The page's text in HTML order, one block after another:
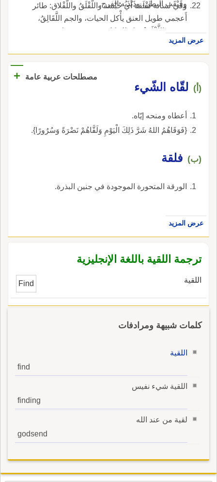
وقَبْقَب البطن، وذَبْذَبُه الفرج.
وفي لسانه لَقْلَقة أَي حُبْسة واللَّقْلَقُ واللَّقْلاق: طائر
أَعجمي طويل العنق يأْكل الحيات، والجم اللَّقَالِقُ،
وصوته اللَّقْلَقَةُ، وكذلك كل صوت في حركة
واضطراب.
عرض المزيد
مصطلحات عربية عامة +
(أ) لقّاه الشّيء
أعطاه ومنحه إيّاه.
{فَوَقَاهُمُ اللهُ شَرَّ ذَلِكَ الْيَوْمِ وَلَقَّاهُمْ نَضْرَةً وَسُرُورًا}.
(ب) فلقة
الورقة المتحورة الموجودة في جنين البذرة.
عرض المزيد
ترجمة اللقية باللغة الإنجليزية
اللقية Find
كلمات شبيهة ومرادفات
اللقية
find
اللقية شيء نفيس
finding
لقية من عند الله
godsend